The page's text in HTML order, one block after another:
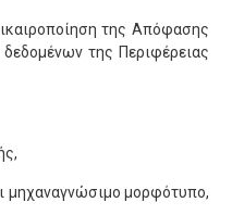
της Απόφασης
της Περιφέρειας
μηχαναγνώσιμο μορφότυπο,